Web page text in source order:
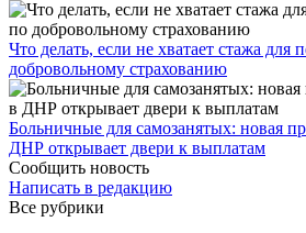
Что делать, если не хватает стажа для
добровольному страхованию
Больничные для самозанятых: новая
ДНР открывает двери к выплатам
Сообщить новость
Написать в редакцию
Все рубрики